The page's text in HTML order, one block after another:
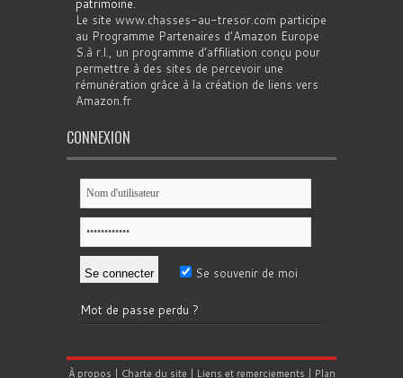
patrimoine.
Le site www.chasses-au-tresor.com participe
au Programme Partenaires d’Amazon Europe
S.à r.l., un programme d’affiliation conçu pour
permettre à des sites de percevoir une
rémunération grâce à la création de liens vers
Amazon.fr
CONNEXION
Se souvenir de moi
Mot de passe perdu ?
À propos | Charte du site | Liens et remerciements | Plan